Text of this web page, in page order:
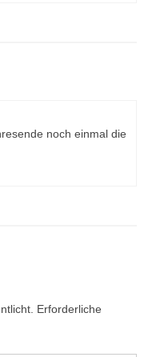
noch einmal die
Erforderliche